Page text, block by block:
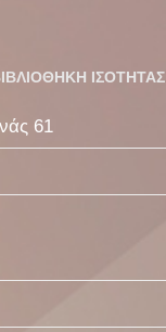
ΙΣΟΤΗΤΑΣ
61